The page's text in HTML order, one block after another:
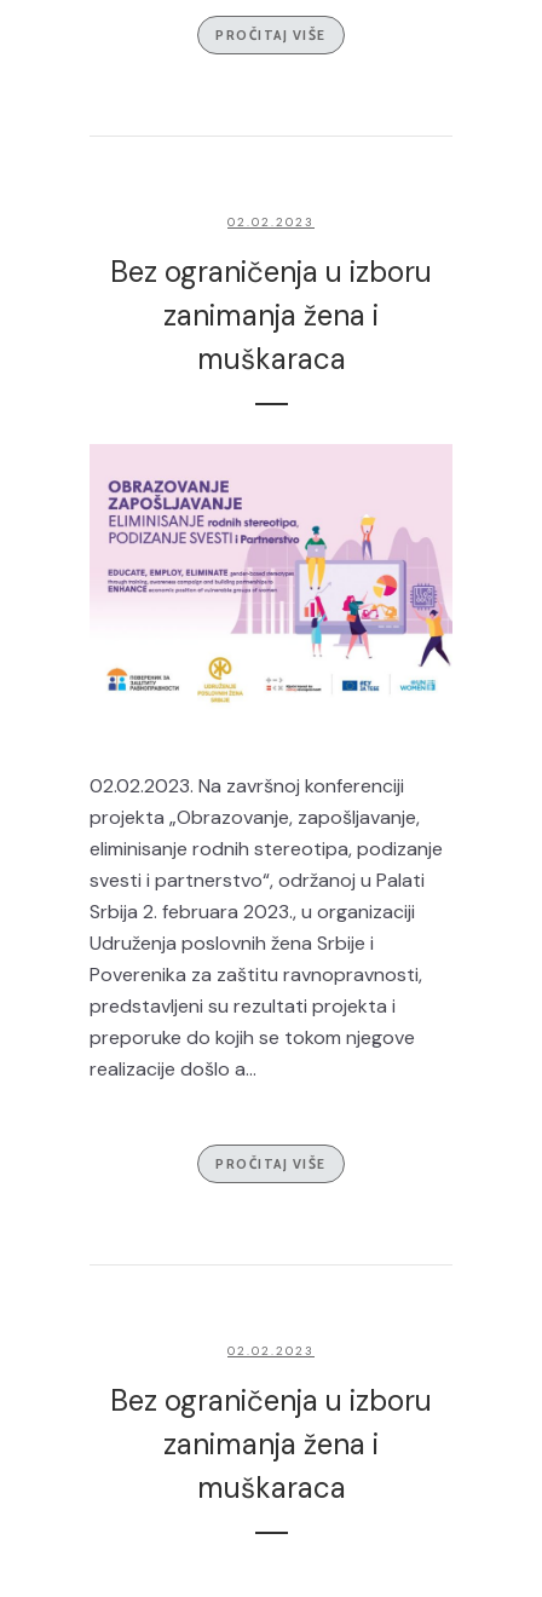
PROČITAJ VIŠE
02.02.2023
Bez ograničenja u izboru
zanimanja žena i
muškaraca
02.02.2023. Na završnoj konferenciji
projekta „Obrazovanje, zapošljavanje,
eliminisanje rodnih stereotipa, podizanje
svesti i partnerstvo“, održanoj u Palati
Srbija 2. februara 2023., u organizaciji
Udruženja poslovnih žena Srbije i
Poverenika za zaštitu ravnopravnosti,
predstavljeni su rezultati projekta i
preporuke do kojih se tokom njegove
realizacije došlo a...
PROČITAJ VIŠE
02.02.2023
Bez ograničenja u izboru
zanimanja žena i
muškaraca